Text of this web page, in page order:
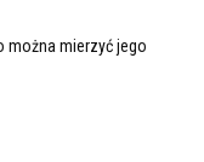
można mierzyć jego